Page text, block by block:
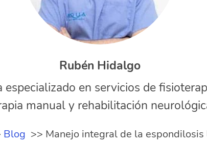
Rubén Hidalgo
especializado en servicios de
manual y rehabilitación
Blog Manejo integral de la